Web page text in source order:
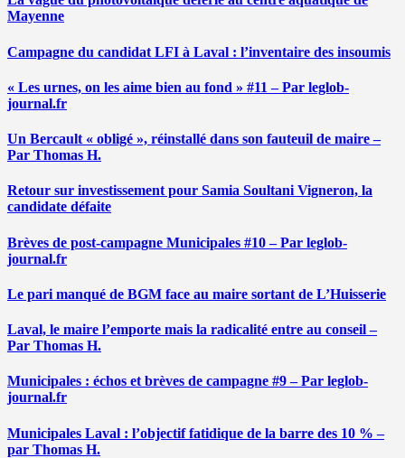
Mayenne
Campagne du candidat LFI à Laval : l’inventaire des insoumis
« Les urnes, on les aime bien au fond » #11 – Par leglob-
journal.fr
Un Bercault « obligé », réinstallé dans son fauteuil de maire –
Par Thomas H.
Retour sur investissement pour Samia Soultani Vigneron, la
candidate défaite
Brèves de post-campagne Municipales #10 – Par leglob-
journal.fr
Le pari manqué de BGM face au maire sortant de L’Huisserie
Laval, le maire l’emporte mais la radicalité entre au conseil –
Par Thomas H.
Municipales : échos et brèves de campagne #9 – Par leglob-
journal.fr
Municipales Laval : l’objectif fatidique de la barre des 10 % –
par Thomas H.